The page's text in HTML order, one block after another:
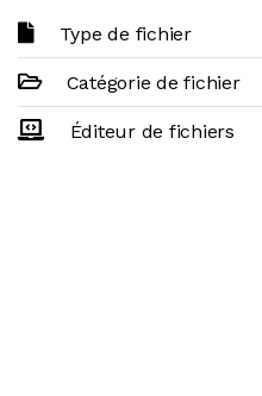
Type de fichier
Catégorie de fichier
Éditeur de fichiers